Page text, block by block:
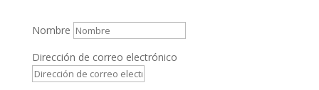
Nombre
Dirección de correo electrónico